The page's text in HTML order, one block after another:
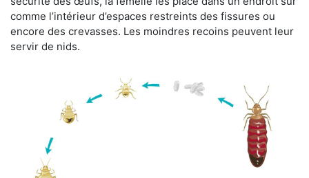
comme l’intérieur d’espaces restreints des fissures ou
encore des crevasses. Les moindres recoins peuvent leur
servir de nids.